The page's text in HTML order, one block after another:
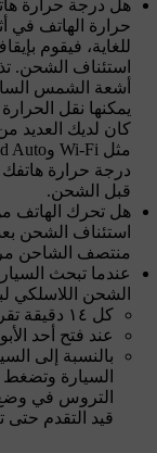
هل درجة حرارة
حرارة الهاتف في
للغاية، فيقوم
استئناف الشحن.
أشعة الشمس
يمكنها نقل
كان لديك العديد
درجة حرارة
قبل الشحن.
هل تحرك الهاتف
استئناف الشحن
منتصف الشاحن
عندما تبحث
الشحن اللاسلكي
كل ١٤ دقيقة تقريبًا.
عند فتح أحد
بالنسبة إلى
السيارة
التروس في
قيد التقدم حتى